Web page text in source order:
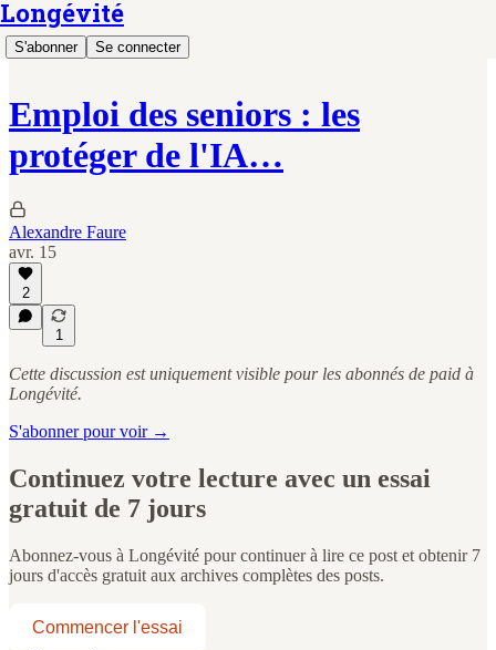
Longévité
S'abonner Se connecter
Emploi des seniors : les
protéger de l'IA…
Alexandre Faure
avr. 15
2
1
Cette discussion est uniquement visible pour les abonnés de paid à
Longévité.
S'abonner pour voir →
Continuez votre lecture avec un essai
gratuit de 7 jours
Abonnez-vous à Longévité pour continuer à lire ce post et obtenir 7
jours d'accès gratuit aux archives complètes des posts.
Commencer l'essai